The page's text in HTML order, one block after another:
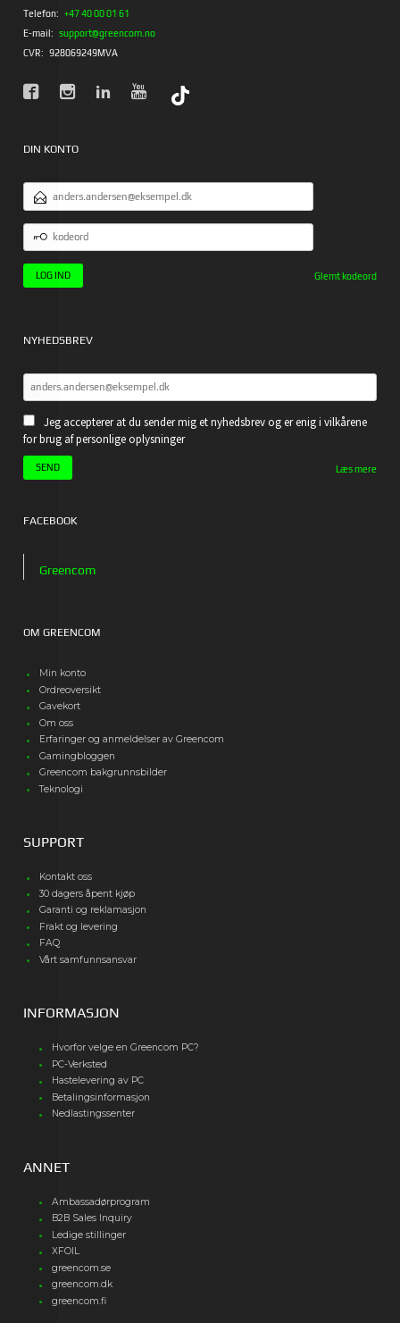
Telefon: +47 40 00 01 61
E-mail: support@greencom.no
CVR: 928069249MVA
DIN KONTO
EMAILADRESSE
KODEORD
Glemt kodeord
NYHEDSBREV
Jeg accepterer at du sender mig et nyhedsbrev og er enig i vilkårene
for brug af personlige oplysninger
Læs mere
FACEBOOK
Greencom
OM GREENCOM
Min konto
Ordreoversikt
Gavekort
Om oss
Erfaringer og anmeldelser av Greencom
Gamingbloggen
Greencom bakgrunnsbilder
Teknologi
SUPPORT
Kontakt oss
30 dagers åpent kjøp
Garanti og reklamasjon
Frakt og levering
FAQ
Vårt samfunnsansvar
INFORMASJON
Hvorfor velge en Greencom PC?
PC-Verksted
Hastelevering av PC
Betalingsinformasjon
Nedlastingssenter
ANNET
Ambassadørprogram
B2B Sales Inquiry
Ledige stillinger
XFOIL
greencom.se
greencom.dk
greencom.fi